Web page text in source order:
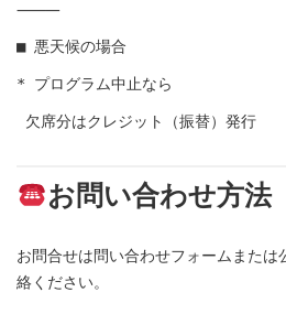
⸻
■ 悪天候の場合
* プログラム中止なら
欠席分はクレジット（振替）発行
お問い合わせ方法
お問合せは問い合わせフォームまたは
絡ください。